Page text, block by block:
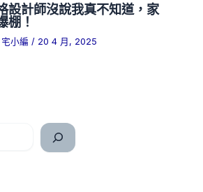
設計師沒說我真不知道，家
棚！
宅小編 / 20 4 月, 2025